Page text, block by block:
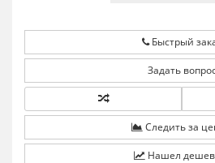
Быстрый
Задать
Следить за
Нашел